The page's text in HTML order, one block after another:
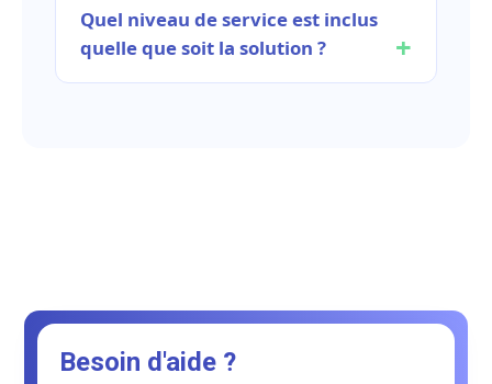
Quel niveau de service est inclus
quelle que soit la solution ?
Besoin d'aide ?